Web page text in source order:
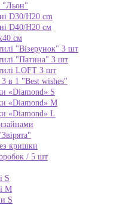
"Льон"
D30/H20 cm
D40/H20 cм
см
"Візерунок" 3 шт
"Патина" 3 шт
LOFT 3 шт
в 1 "Best wishes"
«Diamond» S
«Diamond» M
«Diamond» L
кришки
/ 5 шт
S
М
S